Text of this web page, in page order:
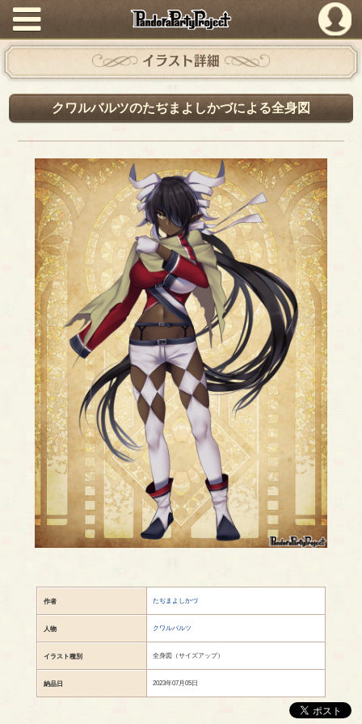
PandoraPartyProject
イラスト詳細
クワルバルツのたぢまよしかづによる全身図
作者 たぢまよしかづ
人物 クワルバルツ
イラスト種別 全身図（サイズアップ）
納品日 2023年07月05日